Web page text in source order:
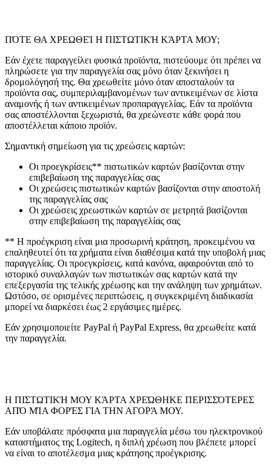
ΠΌΤΕ ΘΑ ΧΡΕΩΘΕΊ Η ΠΙΣΤΩΤΙΚΉ ΚΆΡΤΑ ΜΟΥ;
Εάν έχετε παραγγείλει φυσικά προϊόντα, πιστεύουμε ότι πρέπει να
πληρώσετε για την παραγγελία σας μόνο όταν ξεκινήσει η
δρομολόγησή της. Θα χρεωθείτε μόνο όταν αποσταλούν τα
προϊόντα σας, συμπεριλαμβανομένων των αντικειμένων σε λίστα
αναμονής ή των αντικειμένων προπαραγγελίας. Εάν τα προϊόντα
σας αποστέλλονται ξεχωριστά, θα χρεώνεστε κάθε φορά που
αποστέλλεται κάποιο προϊόν.
Σημαντική σημείωση για τις χρεώσεις καρτών:
Οι προεγκρίσεις** πιστωτικών καρτών βασίζονται στην
επιβεβαίωση της παραγγελίας σας
Οι χρεώσεις πιστωτικών καρτών βασίζονται στην αποστολή
της παραγγελίας σας
Οι χρεώσεις χρεωστικών καρτών σε μετρητά βασίζονται
στην επιβεβαίωση της παραγγελίας σας
** Η προέγκριση είναι μια προσωρινή κράτηση, προκειμένου να
επαληθευτεί ότι τα χρήματα είναι διαθέσιμα κατά την υποβολή μιας
παραγγελίας. Οι προεγκρίσεις, κατά κανόνα, αφαιρούνται από το
ιστορικό συναλλαγών των πιστωτικών σας καρτών κατά την
επεξεργασία της τελικής χρέωσης και την ανάληψη των χρημάτων.
Ωστόσο, σε ορισμένες περιπτώσεις, η συγκεκριμένη διαδικασία
μπορεί να διαρκέσει έως 2 εργάσιμες ημέρες.
Εάν χρησιμοποιείτε PayPal ή PayPal Express, θα χρεωθείτε κατά
την παραγγελία.
Η ΠΙΣΤΩΤΙΚΉ ΜΟΥ ΚΆΡΤΑ ΧΡΕΏΘΗΚΕ ΠΕΡΙΣΣΌΤΕΡΕΣ
ΑΠΌ ΜΊΑ ΦΟΡΈΣ ΓΙΑ ΤΗΝ ΑΓΟΡΆ ΜΟΥ.
Εάν υποβάλατε πρόσφατα μια παραγγελία μέσω του ηλεκτρονικού
καταστήματος της Logitech, η διπλή χρέωση που βλέπετε μπορεί
να είναι το αποτέλεσμα μιας κράτησης προέγκρισης.